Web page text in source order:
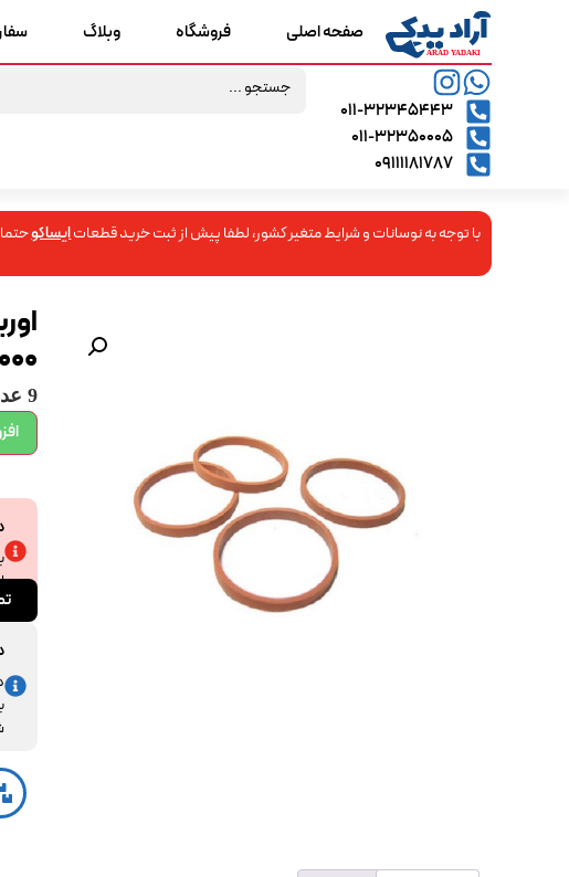
۰۱۱-۳۲۳۴۵۴۴۳
۰۱۱-۳۲۳۵۰۰۰۵
09111181787
صفحه اصلی فروشگاه وبلاگ
با توجه به نوسانات و شرایط متغیر کشور، لطفا پیش از ثبت خرید قطعاتایساکو
9 عدد در انبار